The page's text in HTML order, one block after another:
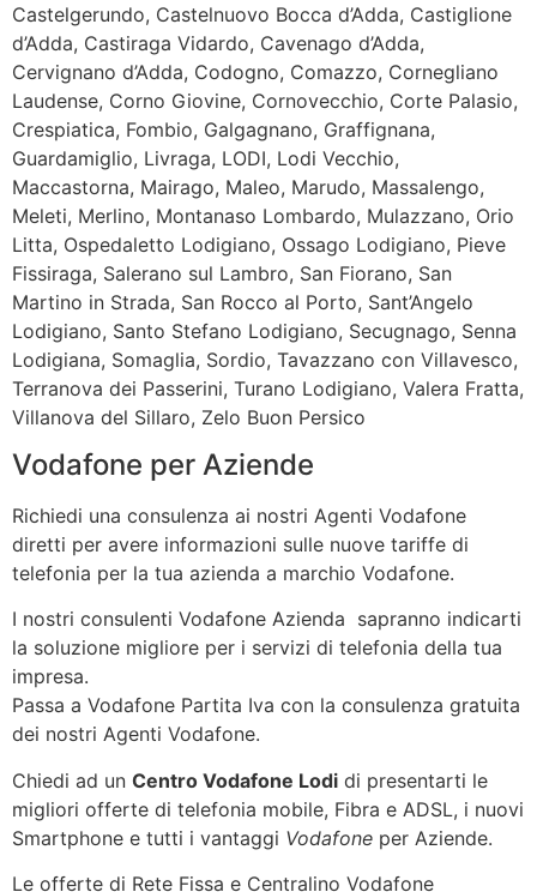
Castelgerundo, Castelnuovo Bocca d’Adda, Castiglione
d’Adda, Castiraga Vidardo, Cavenago d’Adda,
Cervignano d’Adda, Codogno, Comazzo, Cornegliano
Laudense, Corno Giovine, Cornovecchio, Corte Palasio,
Crespiatica, Fombio, Galgagnano, Graffignana,
Guardamiglio, Livraga, LODI, Lodi Vecchio,
Maccastorna, Mairago, Maleo, Marudo, Massalengo,
Meleti, Merlino, Montanaso Lombardo, Mulazzano, Orio
Litta, Ospedaletto Lodigiano, Ossago Lodigiano, Pieve
Fissiraga, Salerano sul Lambro, San Fiorano, San
Martino in Strada, San Rocco al Porto, Sant’Angelo
Lodigiano, Santo Stefano Lodigiano, Secugnago, Senna
Lodigiana, Somaglia, Sordio, Tavazzano con Villavesco,
Terranova dei Passerini, Turano Lodigiano, Valera Fratta,
Villanova del Sillaro, Zelo Buon Persico
Vodafone per Aziende
Richiedi una consulenza ai nostri Agenti Vodafone
diretti per avere informazioni sulle nuove tariffe di
telefonia per la tua azienda a marchio Vodafone.
I nostri consulenti Vodafone Azienda sapranno indicarti
la soluzione migliore per i servizi di telefonia della tua
impresa.
Passa a Vodafone Partita Iva con la consulenza gratuita
dei nostri Agenti Vodafone.
Chiedi ad un Centro Vodafone Lodi di presentarti le
migliori offerte di telefonia mobile, Fibra e ADSL, i nuovi
Smartphone e tutti i vantaggi Vodafone per Aziende.
Le offerte di Rete Fissa e Centralino Vodafone